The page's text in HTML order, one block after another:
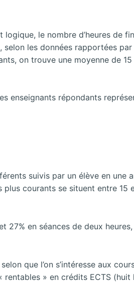
le nombre d’heures de
selon les données rapportées
on trouve une moyenne de
enseignants répondants
suivis par un élève en une
courants se situent entre
en séances de deux
que l’on s’intéresse aux
» en crédits ECTS